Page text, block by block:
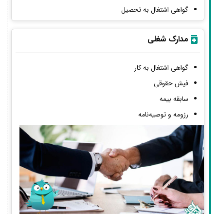
گواهی اشتغال به تحصیل
مدارک شغلی
گواهی اشتغال به کار
فیش حقوقی
سابقه بیمه
رزومه و توصیه‌نامه